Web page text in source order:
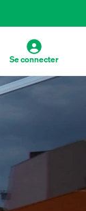
Se connecter